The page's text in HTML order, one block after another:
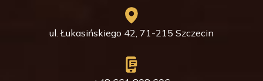
ul. Łukasińskiego 42, 71-215 Szczecin